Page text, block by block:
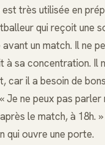
très utilisée en
qui reçoit une
un match. Il ne
à sa concentration. Il
car il a besoin de
Je ne peux pas parler
le match, à 18h. »
qui ouvre une porte.